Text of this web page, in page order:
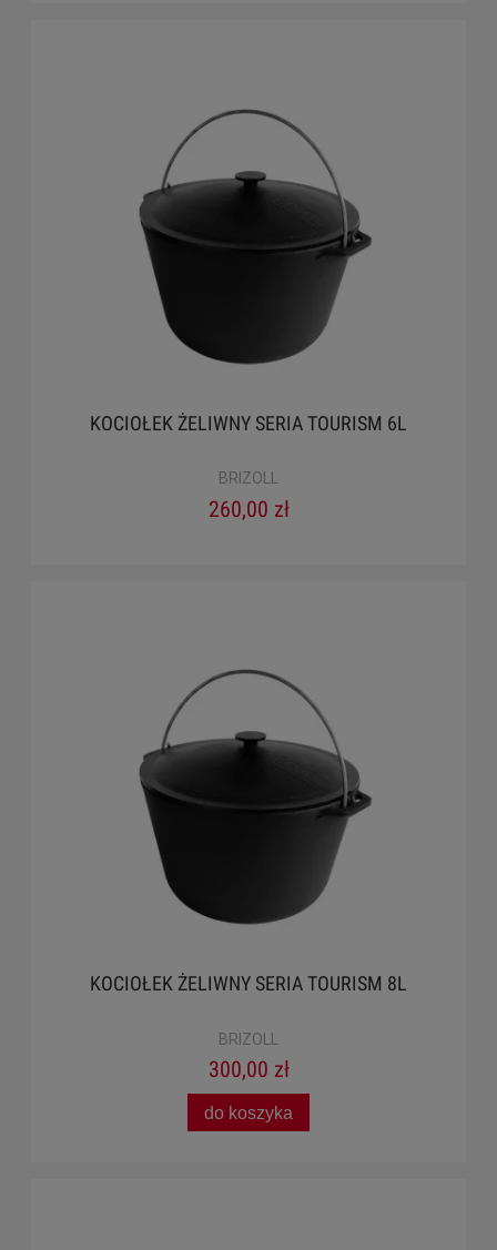
KOCIOŁEK ŻELIWNY SERIA TOURISM 6L
BRIZOLL
260,00 zł
KOCIOŁEK ŻELIWNY SERIA TOURISM 8L
BRIZOLL
300,00 zł
do koszyka